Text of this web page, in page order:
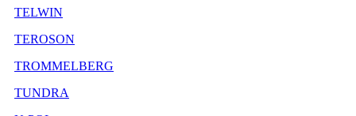
TELWIN
TEROSON
TROMMELBERG
TUNDRA